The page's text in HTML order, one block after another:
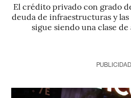
El crédito privado con grado
deuda de infraestructuras y
sigue siendo una clase
PUBLICIDAD